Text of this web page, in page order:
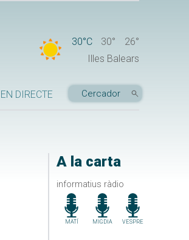
30°C 30°
26°
Illes Balears
DIRECTE
A la carta
informatius ràdio
MATÍ MIGDIA VESPRE